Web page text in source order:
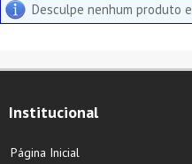
Desculpe nenhum produto
Institucional
Página Inicial